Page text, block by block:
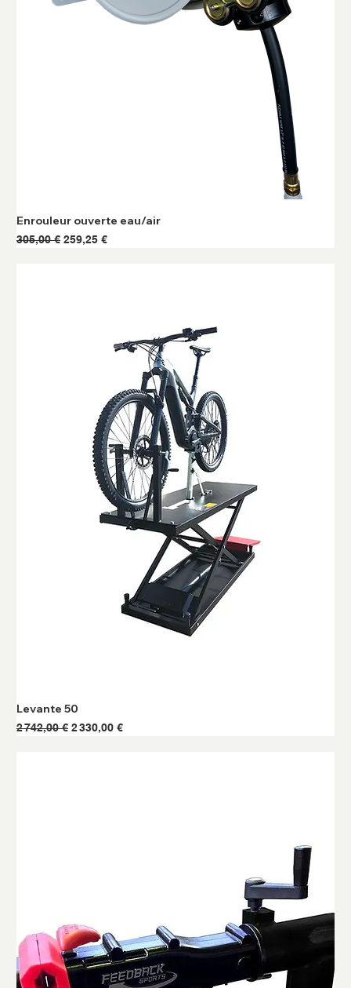
Enrouleur ouverte eau/air
Prix original
305,00 € Prix promotionnel
259,25 €
Levante 50
Prix original
2 742,00 € Prix promotionnel
2 330,00 €